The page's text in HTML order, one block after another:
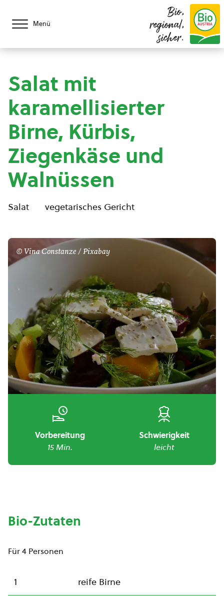
Menü
Bio,
regional,
sicher.
Salat mit
karamellisierter
Birne, Kürbis,
Ziegenkäse und
Walnüssen
Salat vegetarisches Gericht
© Vina Constanze / Pixabay
Vorbereitung
15 Min.
Schwierigkeit
leicht
Bio-Zutaten
Für 4 Personen
1 reife Birne